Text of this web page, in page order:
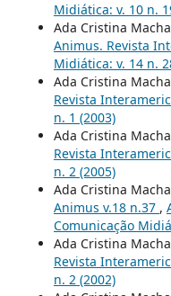
Midiática: v. 10 n.
Ada Cristina
Animus. Revista
Midiática: v. 14 n.
Ada Cristina
Revista
n. 1 (2003)
Ada Cristina
Revista
n. 2 (2005)
Ada Cristina
Animus v.18 n.37 ,
Comunicação
Ada Cristina
Revista
n. 2 (2002)